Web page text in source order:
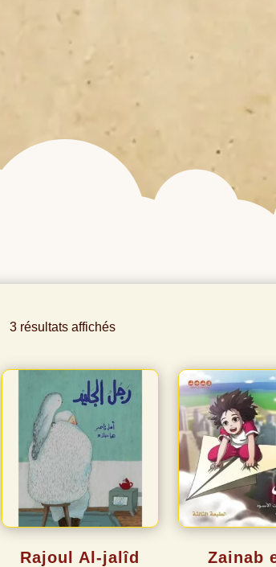
3 résultats affichés
Rajoul Al-jalîd
Zainab